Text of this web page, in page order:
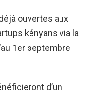
ouvertes aux
kényans via la
1er septembre
d’un